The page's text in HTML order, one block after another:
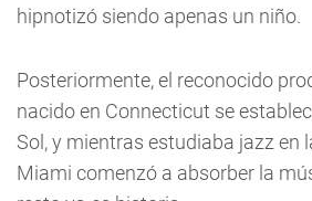
hipnotizó siendo apenas un niño.
Posteriormente, el reconocido
nacido en Connecticut se
Sol, y mientras estudiaba jazz en
Miami comenzó a absorber la